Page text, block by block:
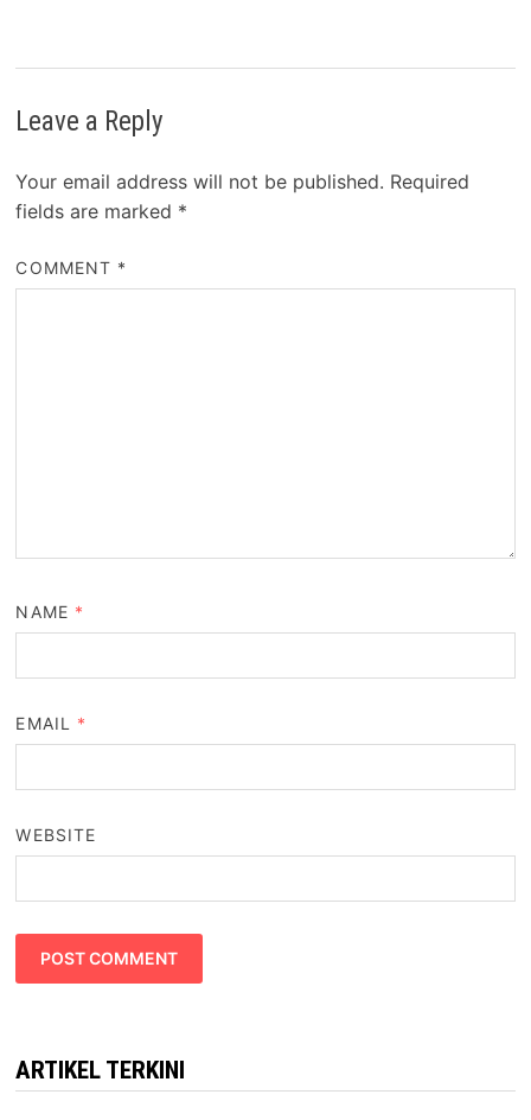
Leave a Reply
Your email address will not be published. Required
fields are marked *
COMMENT *
NAME *
EMAIL *
WEBSITE
ARTIKEL TERKINI